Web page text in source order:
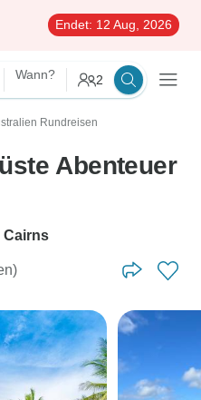
Endet: 12 Aug, 2026
Wann? 2
Rundreisen
Abenteuer
Cairns